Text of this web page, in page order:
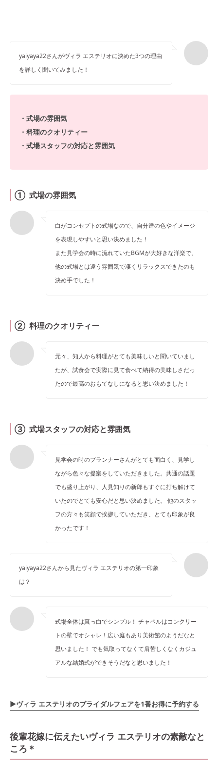
yaiyaya22さんがヴィラ エステリオに決めた3つの理由
を詳しく聞いてみました！
・式場の雰囲気
・料理のクオリティー
・式場スタッフの対応と雰囲気
① 式場の雰囲気
白がコンセプトの式場なので、自分達の色やイメージ
を表現しやすいと思い決めました！
また見学会の時に流れていたBGMが大好きな洋楽で、
他の式場とは違う雰囲気で凄くリラックスできたのも
決め手でした！
② 料理のクオリティー
元々、知人から料理がとても美味しいと聞いていまし
たが、試食会で実際に見て食べて納得の美味しさだっ
たので最高のおもてなしになると思い決めました！
③ 式場スタッフの対応と雰囲気
見学会の時のプランナーさんがとても面白く、見学し
ながら色々な提案をしていただきました。共通の話題
でも盛り上がり、人見知りの新郎もすぐに打ち解けて
いたのでとても安心だと思い決めました。 他のスタッ
フの方々も笑顔で挨拶していただき、とても印象が良
かったです！
yaiyaya22さんから見たヴィラ エステリオの第一印象
は？
式場全体は真っ白でシンプル！ チャペルはコンクリー
トの壁でオシャレ！広い庭もあり美術館のようだなと
思いました！ でも気取ってなくて肩苦しくなくカジュ
アルな結婚式ができそうだなと思いました！
▶ヴィラ エステリオのブライダルフェアを1番お得に予約する
後輩花嫁に伝えたいヴィラ エステリオの素敵なと
ころ＊